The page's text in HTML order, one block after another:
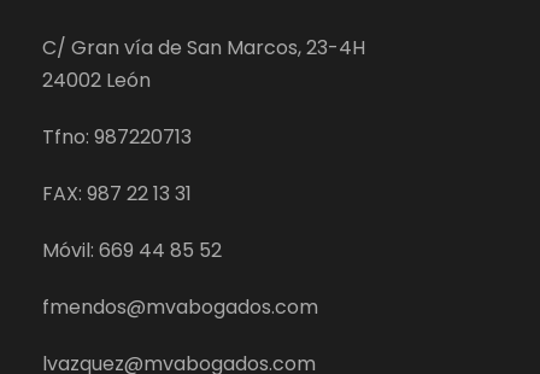
C/ Gran vía de San Marcos, 23-4H
24002 León
Tfno: 987220713
FAX: 987 22 13 31
Móvil: 669 44 85 52
fmendos@mvabogados.com
lvazquez@mvabogados.com